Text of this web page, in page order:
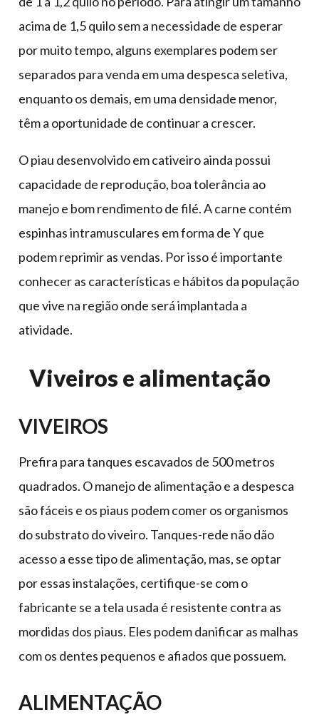
acima de 1,5 quilo sem a necessidade de esperar
por muito tempo, alguns exemplares podem ser
separados para venda em uma despesca seletiva,
enquanto os demais, em uma densidade menor,
têm a oportunidade de continuar a crescer.
O piau desenvolvido em cativeiro ainda possui
capacidade de reprodução, boa tolerância ao
manejo e bom rendimento de filé. A carne contém
espinhas intramusculares em forma de Y que
podem reprimir as vendas. Por isso é importante
conhecer as características e hábitos da população
que vive na região onde será implantada a
atividade.
Viveiros e alimentação
VIVEIROS
Prefira para tanques escavados de 500 metros
quadrados. O manejo de alimentação e a despesca
são fáceis e os piaus podem comer os organismos
do substrato do viveiro. Tanques-rede não dão
acesso a esse tipo de alimentação, mas, se optar
por essas instalações, certifique-se com o
fabricante se a tela usada é resistente contra as
mordidas dos piaus. Eles podem danificar as malhas
com os dentes pequenos e afiados que possuem.
ALIMENTAÇÃO